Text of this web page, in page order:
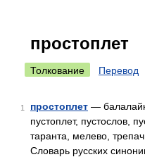
простоплет
Толкование Перевод
1 простоплет —
пустоплет, пустослов,
таранта, мелево,
Словарь русских